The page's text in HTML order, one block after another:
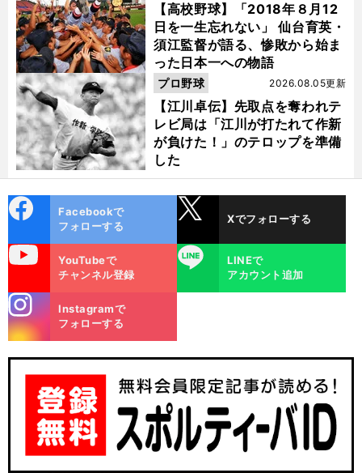
【高校野球】「2018年８月12
日を一生忘れない」 仙台育英・
須江監督が語る、惨敗から始ま
った日本一への物語
【江川卓伝】先取点を奪われテ
レビ局は「江川が打たれて作新
が負けた！」のテロップを準備
した
2026.08.05更新
プロ野球
ok
Facebookで
フォローする
Xでフォローする
YouTubeで
チャンネル登録
LINE
LINEで
アカウント追加
m
Instagramで
フォローする